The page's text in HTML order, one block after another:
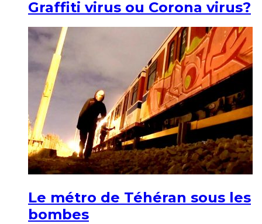
Graffiti virus ou Corona virus?
Le métro de Téhéran sous les
bombes